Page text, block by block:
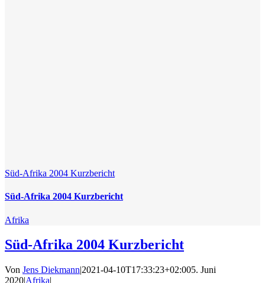
Süd-Afrika 2004 Kurzbericht
Süd-Afrika 2004 Kurzbericht
Afrika
Süd-Afrika 2004 Kurzbericht
Von Jens Diekmann|2021-04-10T17:33:23+02:005. Juni
2020|Afrika|